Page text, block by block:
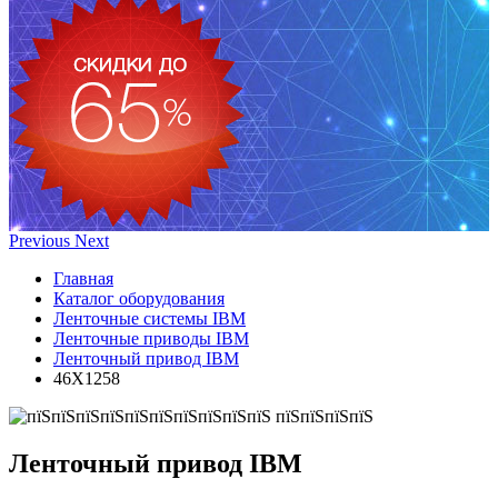
Previous Next
Главная
Каталог оборудования
Ленточные системы IBM
Ленточные приводы IBM
Ленточный привод IBM
46X1258
Ленточный привод IBM